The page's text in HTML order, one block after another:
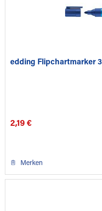
edding Flipchartmarker
2,19 €
Merken